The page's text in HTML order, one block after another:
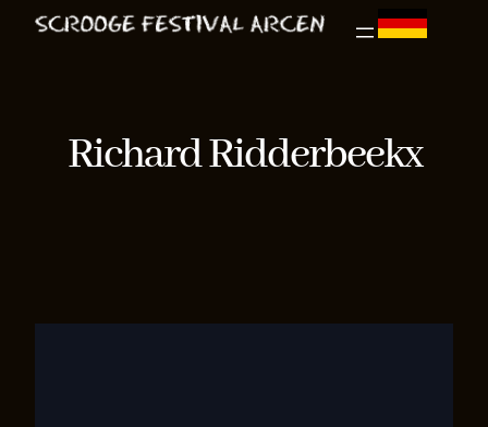
Richard Ridderbeekx